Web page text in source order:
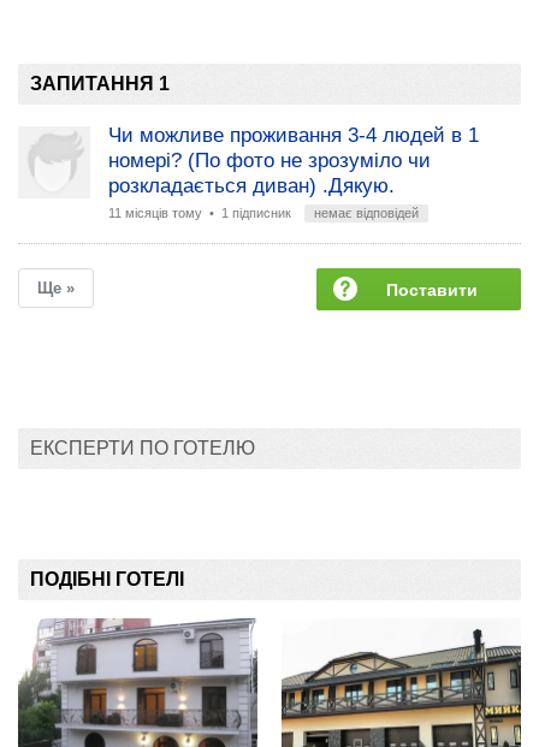
ЗАПИТАННЯ 1
Чи можливе проживання 3-4 людей в 1
номері? (По фото не зрозуміло чи
розкладається диван) .Дякую.
11 місяців тому • 1 підписник немає відповідей
Ще »
Поставити
ЕКСПЕРТИ ПО ГОТЕЛЮ
ПОДІБНІ ГОТЕЛІ